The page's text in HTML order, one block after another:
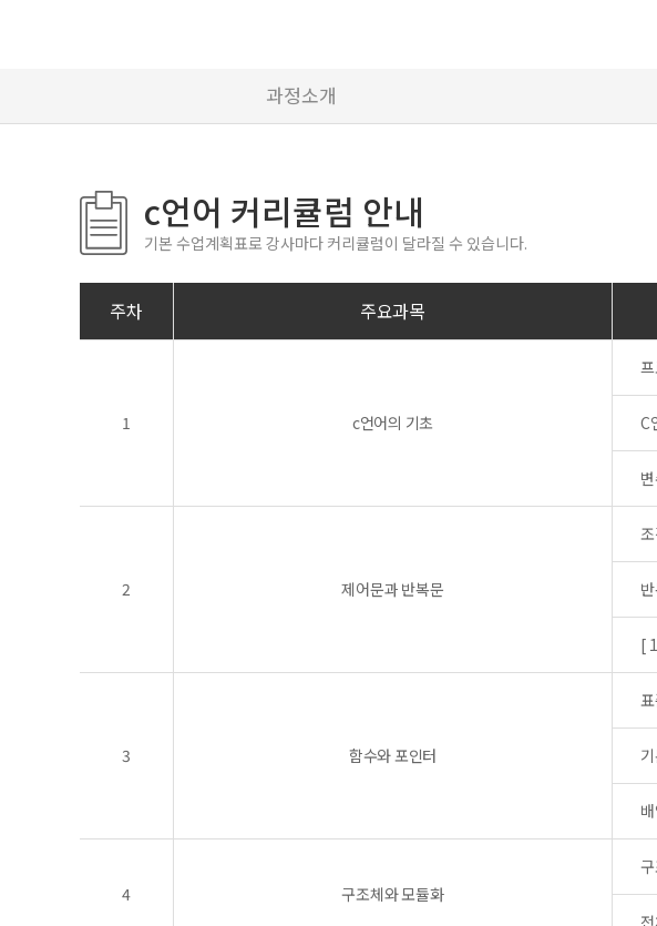
과정소개
c언어 커리큘럼 안내
기본 수업계획표로 강사마다 커리큘럼이 달라질 수 있습니다.
주차 주요과목
1 c언어의 기초 C
2 제어문과 반복문
[
3 함수와 포인터
4 구조체와 모듈화